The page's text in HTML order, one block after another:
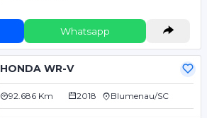
Whatsapp
HONDA WR-V
92.686 Km 2018 Blumenau/SC